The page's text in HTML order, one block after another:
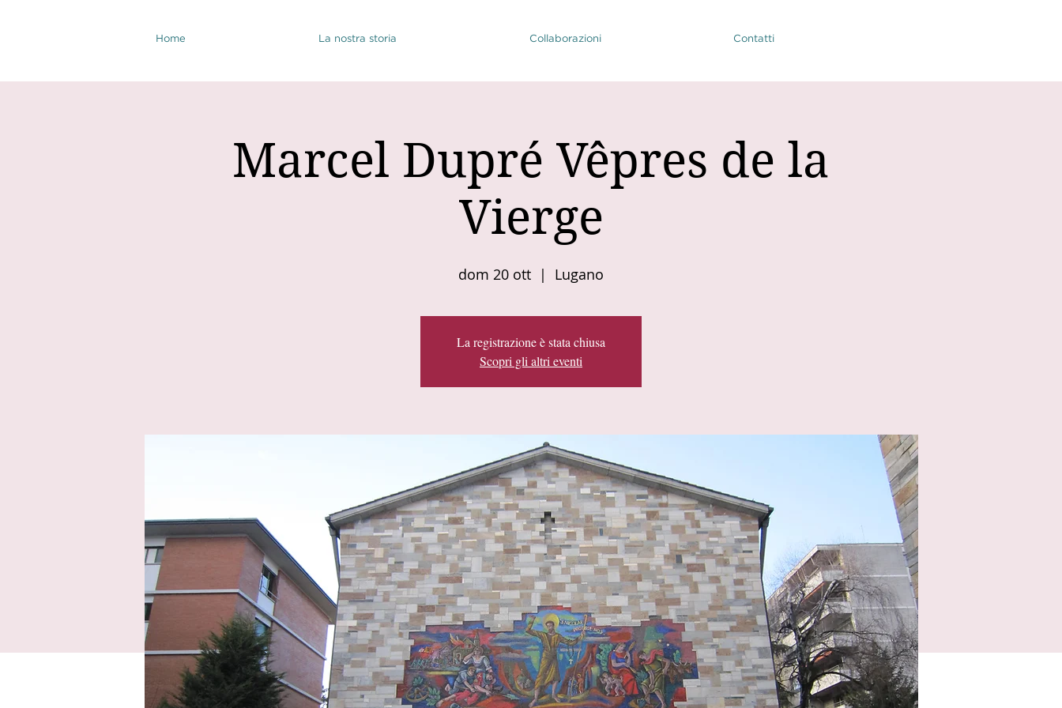
Home La nostra storia Collaborazioni Contatti
Marcel Dupré Vêpres de la
Vierge
dom 20 ott
  |
Lugano
La registrazione è stata chiusa
Scopri gli altri eventi